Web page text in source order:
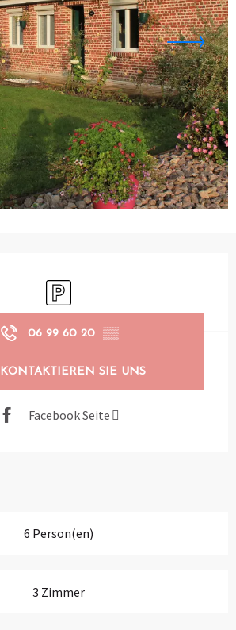
Parkplatz
06 99 60 20 ▒▒
KONTAKTIEREN SIE UNS
Facebook Seite
6 Person(en)
3 Zimmer